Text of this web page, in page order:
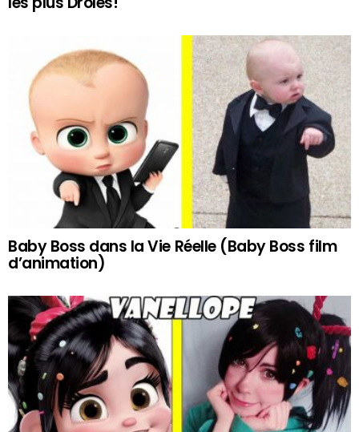
Baby Boss dans la Vie Réelle (Baby Boss film
d’animation)